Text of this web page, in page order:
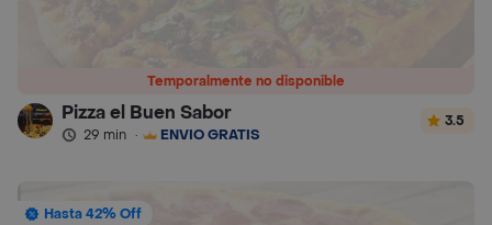
Temporalmente no disponible
Pizza el Buen Sabor
29 min · ENVÍO GRATIS
3.5
Hasta 42% Off